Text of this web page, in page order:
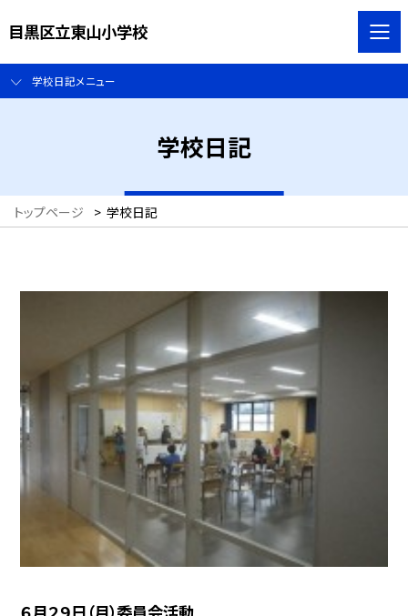
目黒区立東山小学校
学校日記メニュー
学校日記
トップページ > 学校日記